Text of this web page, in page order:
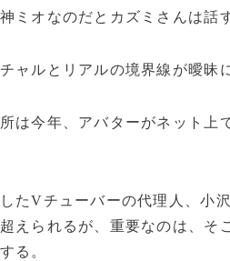
ミオなのだとカズミさんは話
ャルとリアルの境界線が曖昧
は今年、アバターがネット上
たVチューバーの代理人、小
えられるが、重要なのは、そ
る。